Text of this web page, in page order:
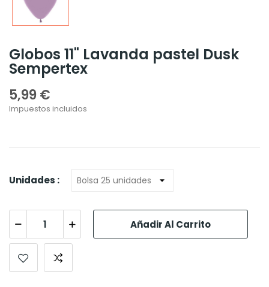
Globos 11" Lavanda pastel Dusk
Sempertex
5,99 €
Impuestos incluidos
Unidades :
Añadir Al Carrito